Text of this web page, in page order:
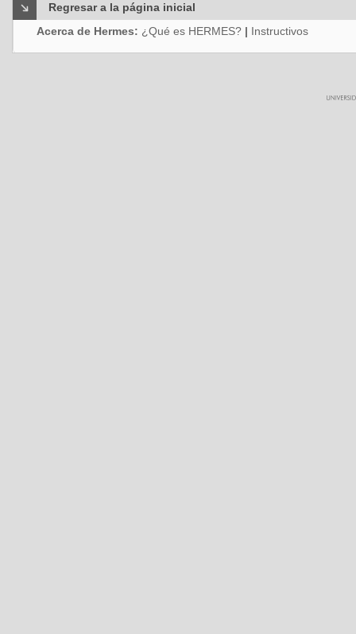
Regresar a la página inicial
Acerca de Hermes: ¿Qué es HERMES? | Instructivos